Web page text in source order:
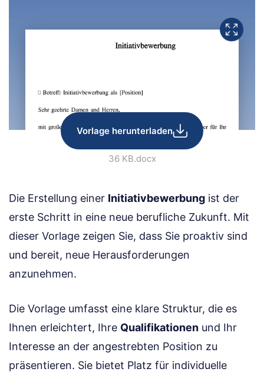
Vorlage herunterladen
36 KB.docx
Die Erstellung einer Initiativbewerbung ist der
erste Schritt in eine neue berufliche Zukunft. Mit
dieser Vorlage zeigen Sie, dass Sie proaktiv sind
und bereit, neue Herausforderungen
anzunehmen.
Die Vorlage umfasst eine klare Struktur, die es
Ihnen erleichtert, Ihre Qualifikationen und Ihr
Interesse an der angestrebten Position zu
präsentieren. Sie bietet Platz für individuelle